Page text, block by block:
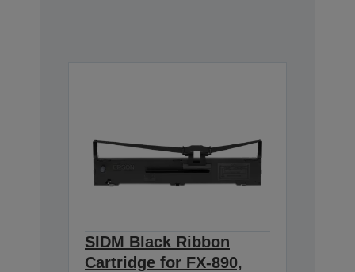
SIDM Black Ribbon
Cartridge for FX-890,